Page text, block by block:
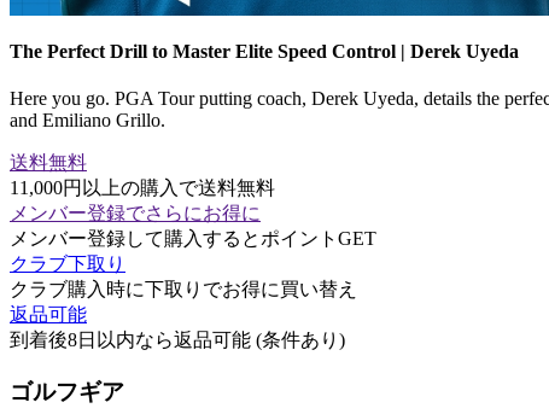
The Perfect Drill to Master Elite Speed Control | Derek Uyeda
Here you go. PGA Tour putting coach, Derek Uyeda, details the
and Emiliano Grillo.
送料無料
11,000円以上の購入で送料無料
メンバー登録でさらにお得に
メンバー登録して購入するとポイントGET
クラブ下取り
クラブ購入時に下取りでお得に買い替え
返品可能
到着後8日以内なら返品可能 (条件あり)
ゴルフギア